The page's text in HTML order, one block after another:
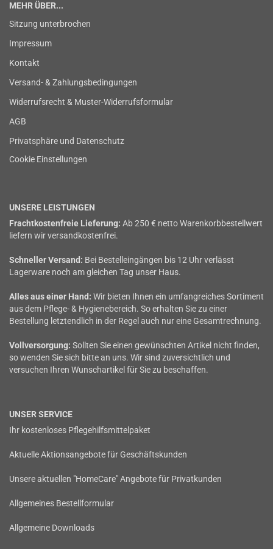
MEHR ÜBER...
Sitzung unterbrochen
Impressum
Kontakt
Versand- & Zahlungsbedingungen
Widerrufsrecht & Muster-Widerrufsformular
AGB
Privatsphäre und Datenschutz
Cookie Einstellungen
UNSERE LEISTUNGEN
Frachtkostenfreie Lieferung: Ab 250 € netto Warenkorbbestellwert
liefern wir versandkostenfrei.
Schneller Versand: Bei Bestelleingängen bis 12 Uhr verlässt
Lagerware noch am gleichen Tag unser Haus.
Alles aus einer Hand: Wir bieten Ihnen ein umfangreiches Sortiment
aus dem Pflege- & Hygienebereich. So erhalten Sie zu einer
Bestellung letztendlich in der Regel auch nur eine Gesamtrechnung.
Vollversorgung: Sollten Sie einen gewünschten Artikel nicht finden,
so wenden Sie sich bitte an uns. Wir sind zuversichtlich und
versuchen Ihren Wunschartikel für Sie zu beschaffen.
UNSER SERVICE
Ihr kostenloses Pflegehilfsmittelpaket
Aktuelle Aktionsangebote für Geschäftskunden
Unsere aktuellen "HomeCare" Angebote für Privatkunden
Allgemeines Bestellformular
Allgemeine Downloads